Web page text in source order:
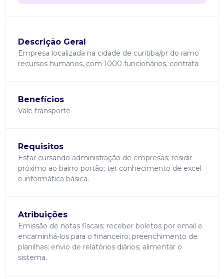
Descrição Geral
Empresa localizada na cidade de curitiba/pr do ramo
recursos humanos, com 1000 funcionários, contrata
Benefícios
Vale transporte
Requisitos
Estar cursando administração de empresas; residir
próximo ao bairro portão; ter conhecimento de excel
e informática básica.
Atribuições
Emissão de notas fiscais; receber boletos por email e
encaminhá-los para o financeiro; preenchimento de
planilhas; envio de relatórios diários; alimentar o
sistema.